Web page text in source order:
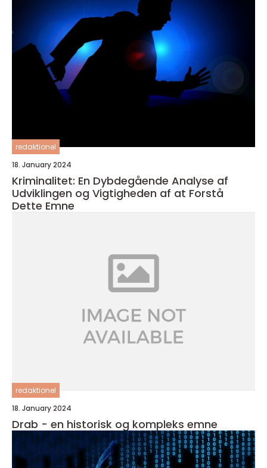
redaktionel
18. January 2024
Kriminalitet: En Dybdegående Analyse af
Udviklingen og Vigtigheden af at Forstå
Dette Emne
redaktionel
18. January 2024
Drab - en historisk og kompleks emne